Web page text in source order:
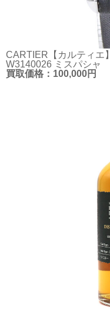
CARTIER【カルティエ】
W3140026 ミスパシャ
買取価格：100,000円